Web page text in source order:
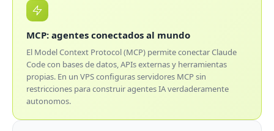
MCP: agentes conectados al mundo
El Model Context Protocol (MCP) permite conectar Claude
Code con bases de datos, APIs externas y herramientas
propias. En un VPS configuras servidores MCP sin
restricciones para construir agentes IA verdaderamente
autonomos.